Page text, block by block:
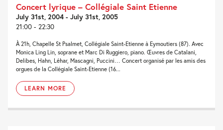
Concert lyrique – Collégiale Saint Etienne
July 31st, 2004 - July 31st, 2005
21:00 - 22:30
À 21h, Chapelle St Psalmet, Collégiale Saint-Etienne à Eymoutiers (87). Avec
Monica Ling Lin, soprane et Marc Di Ruggiero, piano. Œuvres de Catalani,
Delibes, Hahn, Léhar, Mascagni, Puccini… Concert organisé par les amis des
orgues de la Collégiale Saint-Etienne (16...
LEARN MORE